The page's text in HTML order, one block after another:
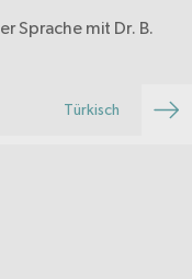
Sprache mit Dr. B.
Türkisch